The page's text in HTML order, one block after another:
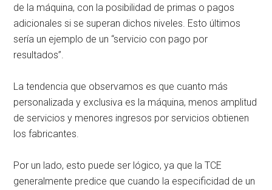
de la máquina, con la posibilidad de primas o pagos
adicionales si se superan dichos niveles. Esto últimos
sería un ejemplo de un “servicio con pago por
resultados”.
La tendencia que observamos es que cuanto más
personalizada y exclusiva es la máquina, menos amplitud
de servicios y menores ingresos por servicios obtienen
los fabricantes.
Por un lado, esto puede ser lógico, ya que la TCE
generalmente predice que cuando la especificidad de un